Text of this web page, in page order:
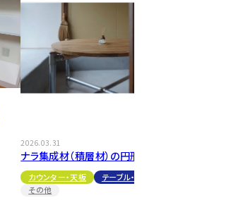
2026.03.31
ナラ集成材（積層材）の円形大型天板
カウンター・天板
テーブル・机
その他